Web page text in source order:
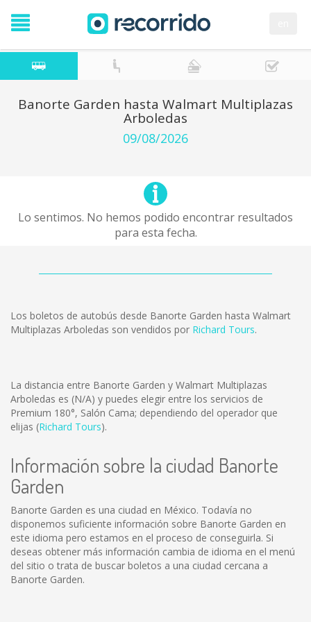
Banorte Garden hasta Walmart Multiplazas
Arboledas
09/08/2026
Lo sentimos. No hemos podido encontrar resultados
para esta fecha.
Los boletos de autobús desde Banorte Garden hasta Walmart
Multiplazas Arboledas son vendidos por Richard Tours.
La distancia entre Banorte Garden y Walmart Multiplazas
Arboledas es (N/A) y puedes elegir entre los servicios de
Premium 180°, Salón Cama; dependiendo del operador que
elijas (Richard Tours).
Información sobre la ciudad Banorte
Garden
Banorte Garden es una ciudad en México. Todavía no
disponemos suficiente información sobre Banorte Garden en
este idioma pero estamos en el proceso de conseguirla. Si
deseas obtener más información cambia de idioma en el menú
del sitio o trata de buscar boletos a una ciudad cercana a
Banorte Garden.